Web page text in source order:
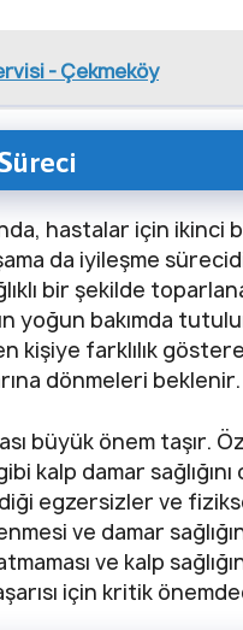
- Çekmeköy
hastalar için ikinci
da iyileşme
bir şekilde
yoğun bakımda
kişiye farklılık
dönmeleri beklenir.
büyük önem taşır.
kalp damar
egzersizler ve
ve damar
ve kalp
için kritik